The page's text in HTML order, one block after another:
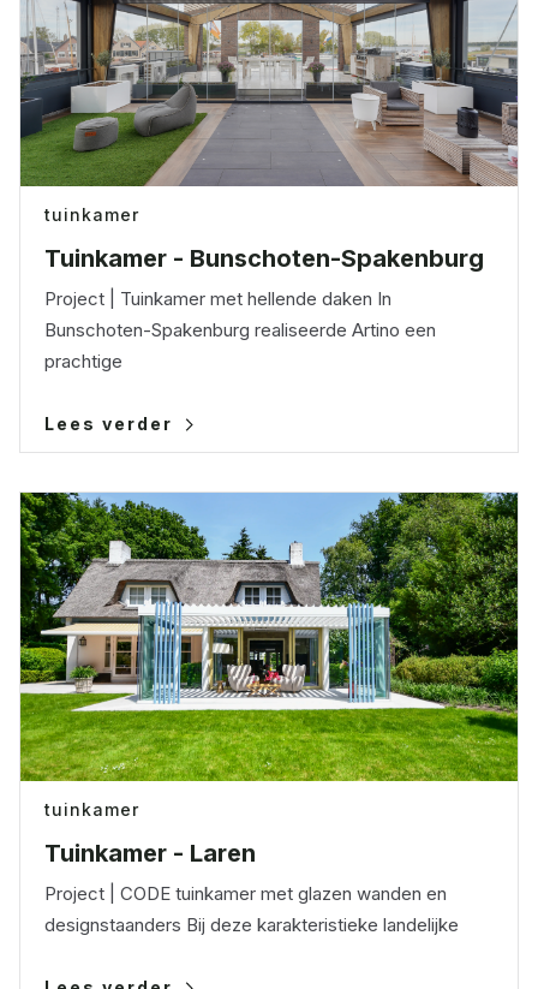
tuinkamer
Tuinkamer - Bunschoten-Spakenburg
Project | Tuinkamer met hellende daken In
Bunschoten-Spakenburg realiseerde Artino een
prachtige
Lees verder
tuinkamer
Tuinkamer - Laren
Project | CODE tuinkamer met glazen wanden en
designstaanders Bij deze karakteristieke landelijke